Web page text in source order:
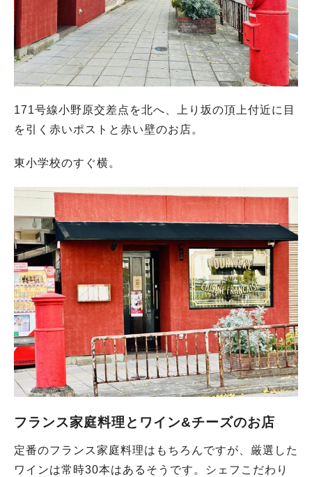
171号線小野原交差点を北へ、上り坂の頂上付近に目
を引く赤いポストと赤い壁のお店。
東小学校のすぐ横。
フランス家庭料理とワイン&チーズのお店
定番のフランス家庭料理はもちろんですが、厳選した
ワインは常時30本はあるそうです。シェフこだわり